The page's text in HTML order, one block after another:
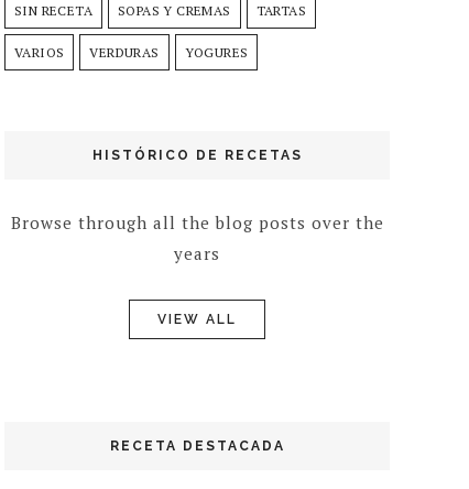
SIN RECETA SOPAS Y CREMAS TARTAS
VARIOS VERDURAS YOGURES
HISTÓRICO DE RECETAS
Browse through all the blog posts over the
years
VIEW ALL
RECETA DESTACADA